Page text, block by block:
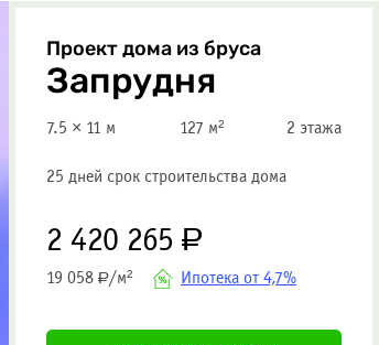
Проект дома из бруса
Запрудня
7.5 × 11 м 127 м² 2 этажа
25 дней срок строительства дома
2 420 265 Р
19 058 Р/м² Ипотека от 4,7%